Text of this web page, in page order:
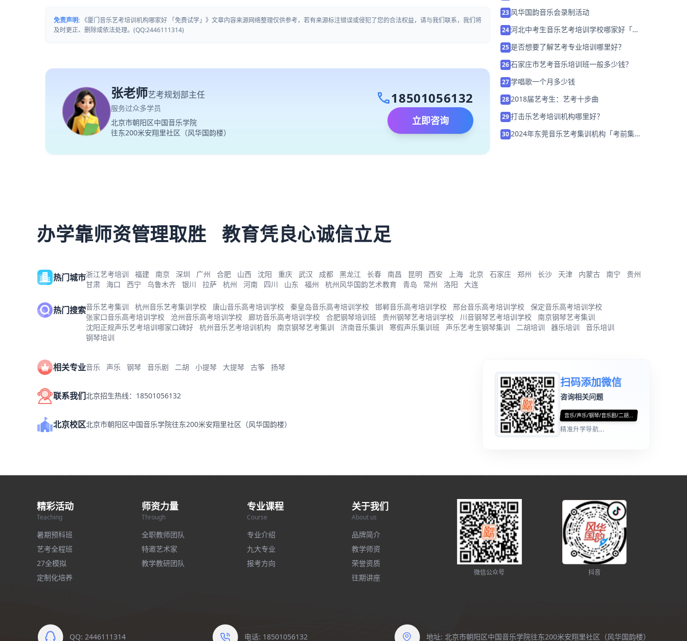
免责声明: 《厦门音乐艺考培训机构哪家好 「免费试学」》文章内容来源网络整理仅供参考，若有来源标注错误或侵犯了您的合法权益，请与我们联系，我们将
及时更正、删除或依法处理。(QQ:2446111314)
张老师艺考规划部主任
服务过众多学员
北京市朝阳区中国音乐学院
往东200米安翔里社区（风华国韵楼）
call18501056132
立即咨询
23 风华国韵音乐会录制活动
24河北中考生音乐艺考培训学校哪家好「免
25是否想要了解艺考专业培训哪里好？
26石家庄市艺考音乐培训班一般多少钱？
27学唱歌一个月多少钱
282018届艺考生：艺考十步曲
29打击乐艺考培训机构哪里好？
302024年东莞音乐艺考集训机构「考前集训
办学靠师资管理取胜 教育凭良心诚信立足
热门城市浙江艺考培训 福建 南京 深圳 广州 合肥 山西 沈阳 重庆 武汉 成都 黑龙江 长春 南昌 昆明 西安 上海 北京 石家庄 郑州 长沙 天津 内蒙古 南宁
贵州
甘肃
海口 西宁 乌鲁木齐 银川 拉萨 杭州 河南 四川 山东 福州 杭州风华国韵艺术教育 青岛 常州 洛阳 大连
热门搜索音乐艺考集训 杭州音乐艺考集训学校 唐山音乐高考培训学校 秦皇岛音乐高考培训学校 邯郸音乐高考培训学校 邢台音乐高考培训学校
保定音乐高考培训学校
张家口音乐高考培训学校
沧州音乐高考培训学校 廊坊音乐高考培训学校 合肥钢琴培训班 贵州钢琴艺考培训学校 川音钢琴艺考培训学校
南京钢琴艺考集训
沈阳正规声乐艺考培训哪家口碑好
杭州音乐艺考培训机构 南京钢琴艺考集训 济南音乐集训 寒假声乐集训班 声乐艺考生钢琴集训 二胡培训 器乐培训
音乐培训
钢琴培训
相关专业音乐 声乐 钢琴 音乐剧 二胡 小提琴 大提琴 古筝 扬琴
联系我们北京招生热线：18501056132
北京校区北京市朝阳区中国音乐学院往东200米安翔里社区（风华国韵楼）
扫码添加微信
咨询相关问题
音乐/声乐/钢琴/音乐剧/二胡...
精准升学导航...
精彩活动
Teaching
暑期预科班
艺考全程班
27全模拟
定制化培养
师资力量
Through
全职教师团队
特邀艺术家
教学教研团队
专业课程
Course
专业介绍
九大专业
报考方向
关于我们
About us
品牌简介
教学师资
荣誉资质
往期讲座
微信公众号 抖音
QQ: 2446111314 电话: 18501056132 地址: 北京市朝阳区中国音乐学院往东200米安翔里社区（风华国韵楼）